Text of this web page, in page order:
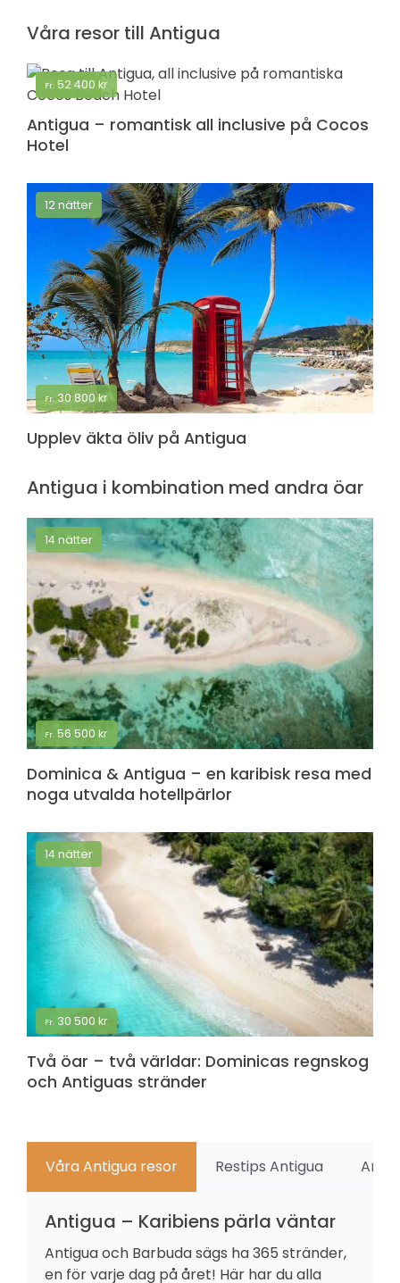
Våra resor till Antigua
10 nätter
Fr. 52 400 kr
Antigua – romantisk all inclusive på Cocos
Hotel
12 nätter
Fr. 30 800kr
Upplev äkta öliv på Antigua
Antigua i kombination med andra öar
14 nätter
Fr. 56 500 kr
Dominica & Antigua – en karibisk resa med
noga utvalda hotellpärlor
14 nätter
Fr. 30 500 kr
Två öar – två världar: Dominicas regnskog
och Antiguas stränder
Våra Antigua resor Restips Antigua
Antigua – Karibiens pärla väntar
Antigua och Barbuda sägs ha 365 stränder,
en för varje dag på året! Här har du alla